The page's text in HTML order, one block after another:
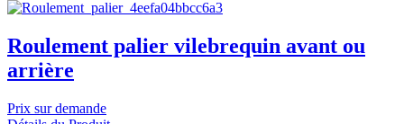
Roulement palier vilebrequin avant ou
arrière
Prix sur demande